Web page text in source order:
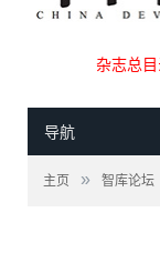
杂志总
导航
主页 » 智库论坛